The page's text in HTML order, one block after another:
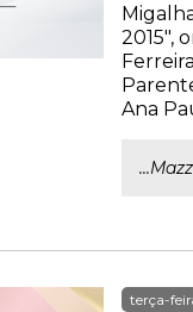
2015",
Ana
terça-